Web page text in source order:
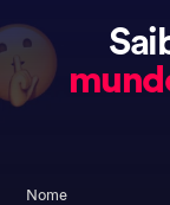
Nome